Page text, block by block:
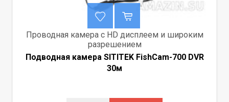
Проводная камера с HD дисплеем и широким
разрешением
Подводная камера SITITEK FishCam-700 DVR
30м